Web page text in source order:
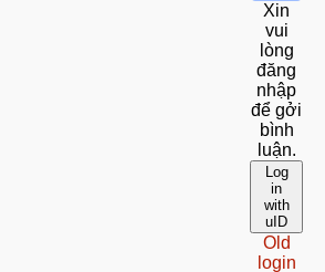
Xin
vui
lòng
đăng
nhập
để gởi
bình
luận.
Log
in
with
uID
Old
login